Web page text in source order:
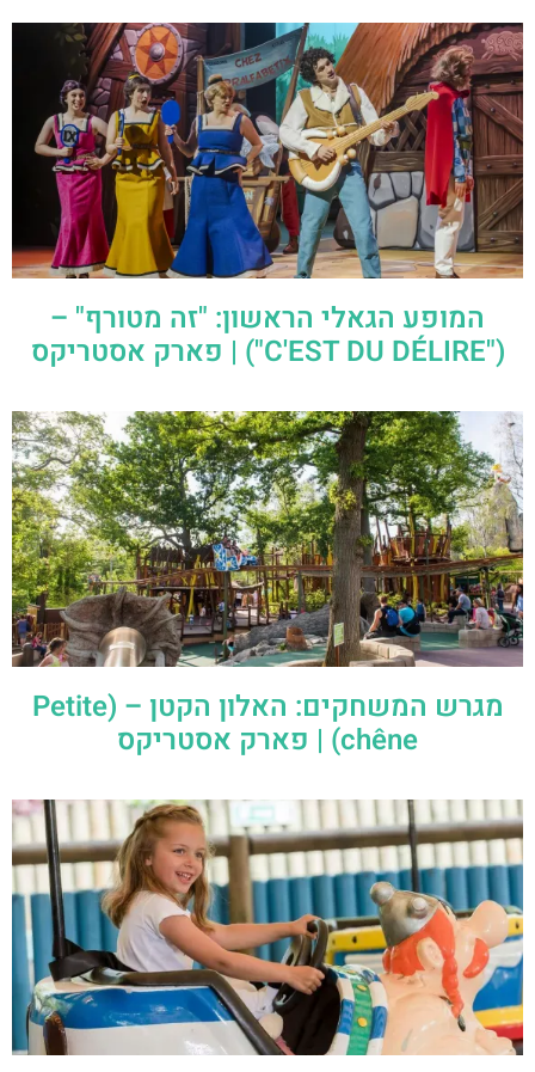
המופע הגאלי הראשון: "זה מטורף" –
("C'EST DU DÉLIRE") | פארק אסטריקס
מגרש המשחקים: האלון הקטן – (Petite
chêne) | פארק אסטריקס